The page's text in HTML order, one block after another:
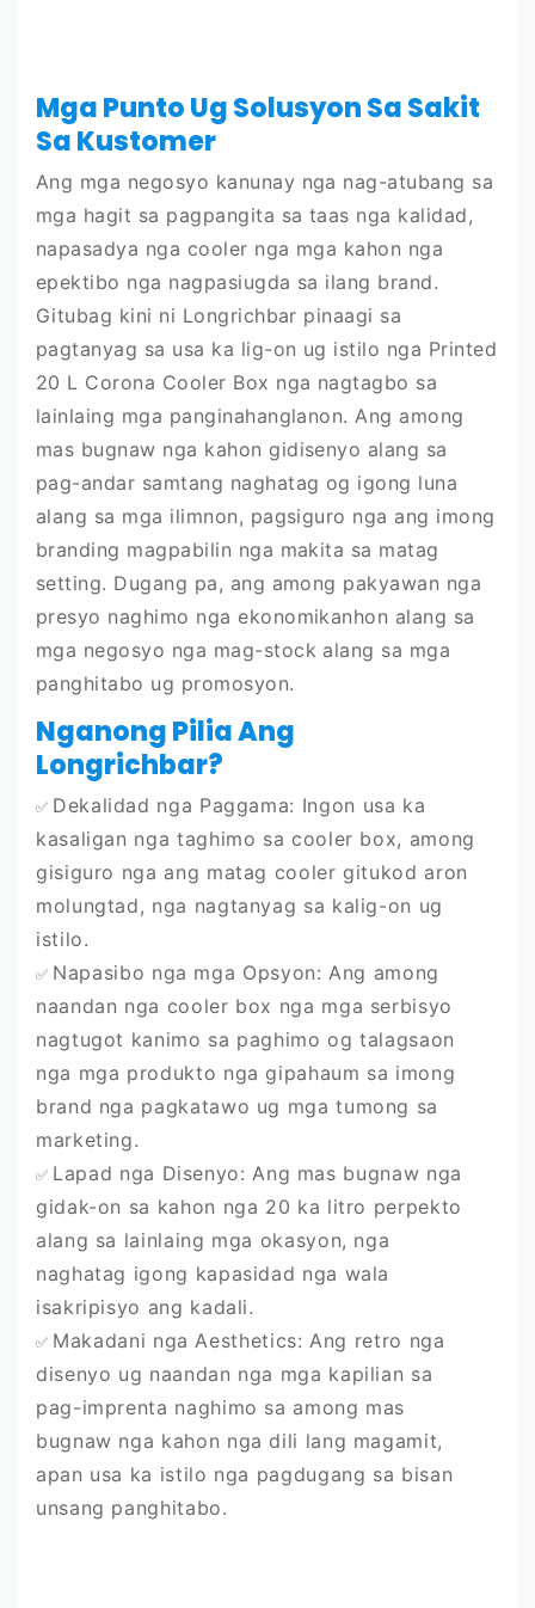
Mga Punto Ug Solusyon Sa Sakit
Sa Kustomer
Ang mga negosyo kanunay nga nag-atubang sa
mga hagit sa pagpangita sa taas nga kalidad,
napasadya nga cooler nga mga kahon nga
epektibo nga nagpasiugda sa ilang brand.
Gitubag kini ni Longrichbar pinaagi sa
pagtanyag sa usa ka lig-on ug istilo nga Printed
20 L Corona Cooler Box nga nagtagbo sa
lainlaing mga panginahanglanon. Ang among
mas bugnaw nga kahon gidisenyo alang sa
pag-andar samtang naghatag og igong luna
alang sa mga ilimnon, pagsiguro nga ang imong
branding magpabilin nga makita sa matag
setting. Dugang pa, ang among pakyawan nga
presyo naghimo nga ekonomikanhon alang sa
mga negosyo nga mag-stock alang sa mga
panghitabo ug promosyon.
Nganong Pilia Ang
Longrichbar?
✅ Dekalidad nga Paggama: Ingon usa ka
kasaligan nga taghimo sa cooler box, among
gisiguro nga ang matag cooler gitukod aron
molungtad, nga nagtanyag sa kalig-on ug
istilo.
✅ Napasibo nga mga Opsyon: Ang among
naandan nga cooler box nga mga serbisyo
nagtugot kanimo sa paghimo og talagsaon
nga mga produkto nga gipahaum sa imong
brand nga pagkatawo ug mga tumong sa
marketing.
✅ Lapad nga Disenyo: Ang mas bugnaw nga
gidak-on sa kahon nga 20 ka litro perpekto
alang sa lainlaing mga okasyon, nga
naghatag igong kapasidad nga wala
isakripisyo ang kadali.
✅ Makadani nga Aesthetics: Ang retro nga
disenyo ug naandan nga mga kapilian sa
pag-imprenta naghimo sa among mas
bugnaw nga kahon nga dili lang magamit,
apan usa ka istilo nga pagdugang sa bisan
unsang panghitabo.